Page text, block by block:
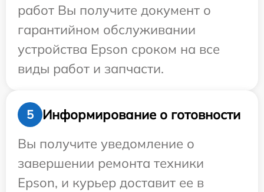
работ Вы получите документ о
гарантийном обслуживании
устройства Epson сроком на все
виды работ и запчасти.
5
Информирование о готовности
Вы получите уведомление о
завершении ремонта техники
Epson, и курьер доставит ее в